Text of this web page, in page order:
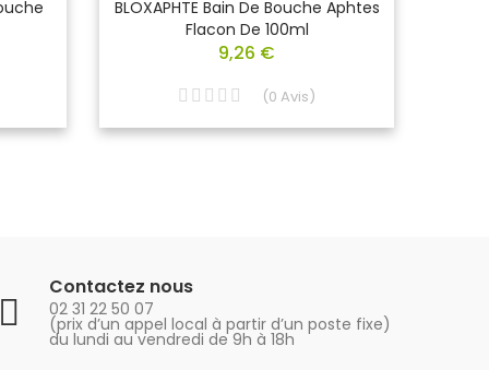
BLOXAPHTE Bain De Bouche Aphtes
Flacon De 100ml
9,26 €
(0 Avis)
Contactez nous
02 31 22 50 07
(prix d’un appel local à partir d’un poste fixe)
du lundi au vendredi de 9h à 18h